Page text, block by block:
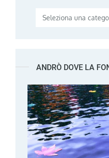
Categorie
ANDRÒ DOVE LA